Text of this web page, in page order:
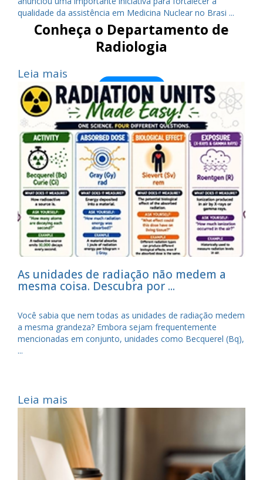
Conheça o Departamento de
Radiologia
Saiba Mais
qualidade da assistência em Medicina Nuclear no Brasi ...
Leia mais
As unidades de radiação não medem a
mesma coisa. Descubra por ...
Você sabia que nem todas as unidades de radiação medem
a mesma grandeza? Embora sejam frequentemente
mencionadas em conjunto, unidades como Becquerel (Bq),
...
Leia mais